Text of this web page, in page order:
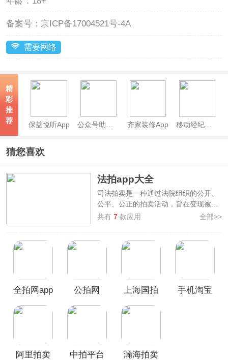
备案号： 京ICP备17004521号-4A
需要网络
精
彩
推
荐
保益悦听App 齐家装修App
猜您喜欢
法拍app大全
司法拍卖是一种通过法院组织的公开、
公平、公正的拍卖活动，旨在变现被执
行人的财产以偿还债务，司法拍卖不仅
站为大家整理了
法拍app大全
，提供了
app提供了全国各地法院的司法拍卖信
息，欢迎大家前来本站下载使用！
共有7 款应用 全部>>
全拍网app
公拍网
上海国拍
手机淘宝
阿里拍卖
中拍平台
瀚海拍卖